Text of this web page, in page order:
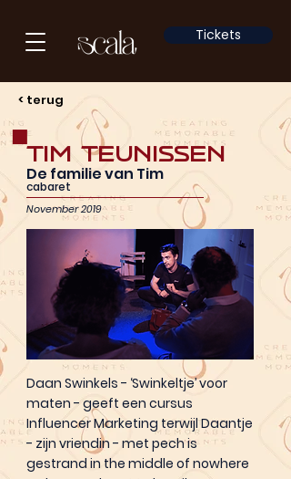
Tickets
< terug
Tim Teunissen
De familie van Tim
cabaret
November 2019
Daan Swinkels - ‘Swinkeltje’ voor
maten - geeft een cursus
Influencer Marketing terwijl Daantje
- zijn vriendin - met pech is
gestrand in the middle of nowhere